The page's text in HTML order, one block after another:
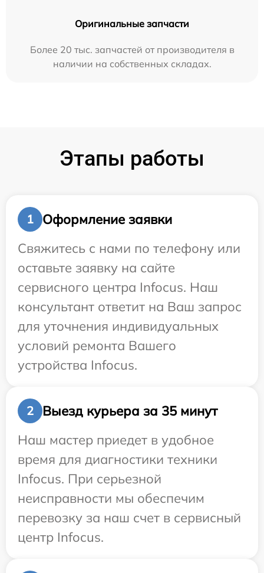
Оригинальные запчасти
Более 20 тыс. запчастей от производителя в
наличии на собственных складах.
Этапы работы
1
Оформление заявки
Свяжитесь с нами по телефону или
оставьте заявку на сайте
сервисного центра Infocus. Наш
консультант ответит на Ваш запрос
для уточнения индивидуальных
условий ремонта Вашего
устройства Infocus.
2
Выезд курьера за 35 минут
Наш мастер приедет в удобное
время для диагностики техники
Infocus. При серьезной
неисправности мы обеспечим
перевозку за наш счет в сервисный
центр Infocus.